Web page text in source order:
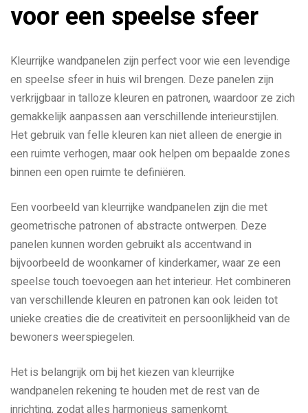
voor een speelse sfeer
Kleurrijke wandpanelen zijn perfect voor wie een levendige
en speelse sfeer in huis wil brengen. Deze panelen zijn
verkrijgbaar in talloze kleuren en patronen, waardoor ze zich
gemakkelijk aanpassen aan verschillende interieurstijlen.
Het gebruik van felle kleuren kan niet alleen de energie in
een ruimte verhogen, maar ook helpen om bepaalde zones
binnen een open ruimte te definiëren.
Een voorbeeld van kleurrijke wandpanelen zijn die met
geometrische patronen of abstracte ontwerpen. Deze
panelen kunnen worden gebruikt als accentwand in
bijvoorbeeld de woonkamer of kinderkamer, waar ze een
speelse touch toevoegen aan het interieur. Het combineren
van verschillende kleuren en patronen kan ook leiden tot
unieke creaties die de creativiteit en persoonlijkheid van de
bewoners weerspiegelen.
Het is belangrijk om bij het kiezen van kleurrijke
wandpanelen rekening te houden met de rest van de